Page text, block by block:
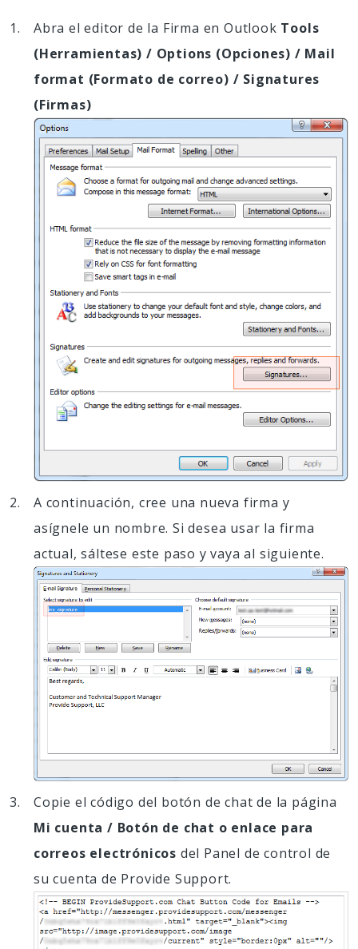
Abra el editor de la Firma en Outlook Tools
(Herramientas) / Options (Opciones) / Mail
format (Formato de correo) / Signatures
(Firmas)
A continuación, cree una nueva firma y
asígnele un nombre. Si desea usar la firma
actual, sáltese este paso y vaya al siguiente.
Copie el código del botón de chat de la página
Mi cuenta / Botón de chat o enlace para
correos electrónicos del Panel de control de
su cuenta de Provide Support.